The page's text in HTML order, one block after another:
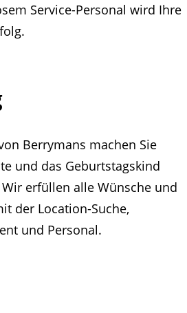
Service-Personal wird Ihre
Berrymans machen Sie
und das Geburtstagskind
erfüllen alle Wünsche und
der Location-Suche,
und Personal.